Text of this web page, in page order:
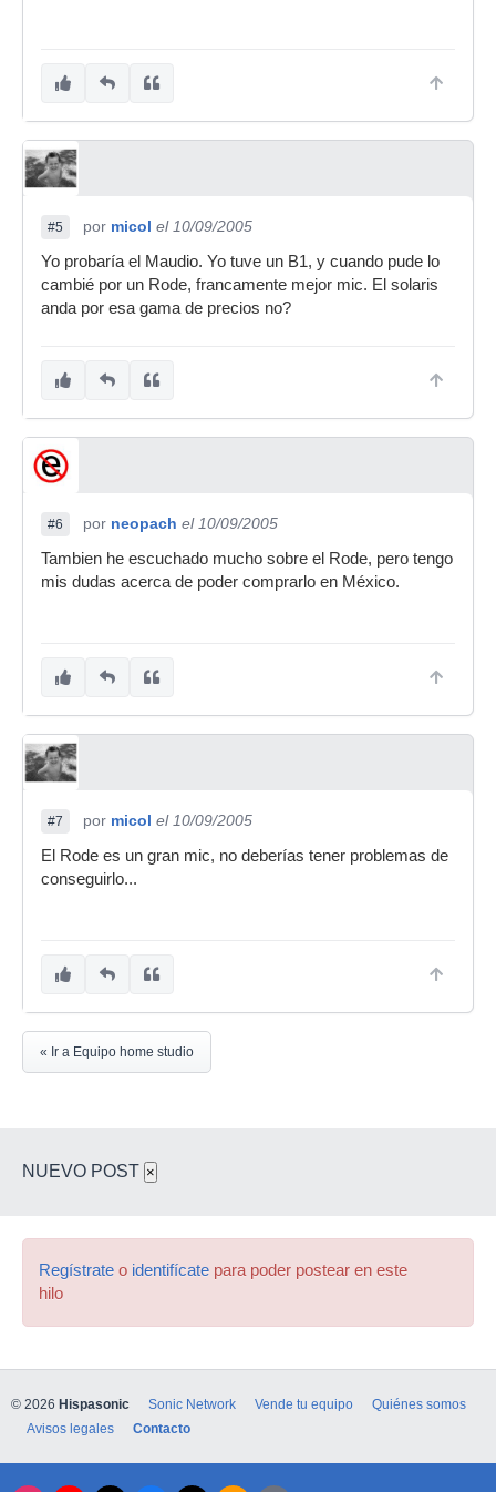
#5 por micol el 10/09/2005
Yo probaría el Maudio. Yo tuve un B1, y cuando pude lo
cambié por un Rode, francamente mejor mic. El solaris
anda por esa gama de precios no?
#6 por neopach el 10/09/2005
Tambien he escuchado mucho sobre el Rode, pero tengo
mis dudas acerca de poder comprarlo en México.
#7 por micol el 10/09/2005
El Rode es un gran mic, no deberías tener problemas de
conseguirlo...
« Ir a Equipo home studio
NUEVO POST ×
Regístrate o identifícate para poder postear en este
hilo
© 2026 Hispasonic Sonic Network Vende tu equipo
Quiénes somos
Avisos legales
Contacto